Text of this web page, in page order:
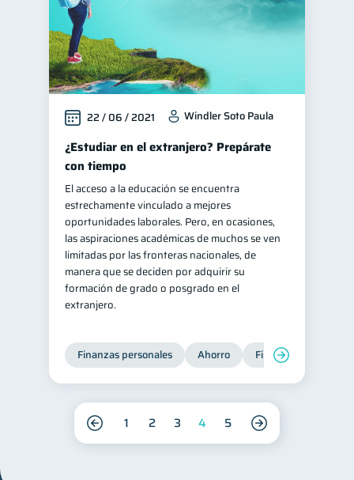
22 / 06 / 2021 Windler Soto Paula
¿Estudiar en el extranjero? Prepárate
con tiempo
El acceso a la educación se encuentra
estrechamente vinculado a mejores
oportunidades laborales. Pero, en ocasiones,
las aspiraciones académicas de muchos se ven
limitadas por las fronteras nacionales, de
manera que se deciden por adquirir su
formación de grado o posgrado en el
extranjero.
Finanzas personales Ahorro Finanzas para
1 2 3 4 5